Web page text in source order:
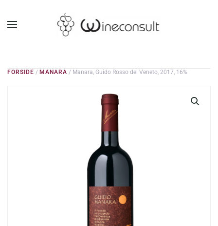
GÅ TIL HOVEDINDHOLD
FORSIDE / MANARA / Manara, Guido Rosso del Veneto, 2017, 16%